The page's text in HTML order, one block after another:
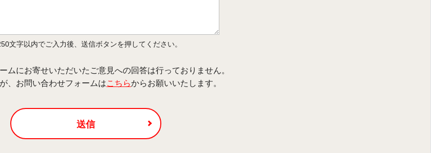
文字以内でご入力後、送信ボタンを押してください。
ムにお寄せいただいたご意見への回答は行っておりません。
、お問い合わせフォームはこちらからお願いいたします。
送信